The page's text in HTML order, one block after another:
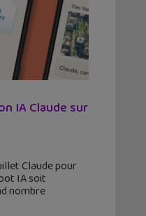
IA Claude sur
Claude pour
IA soit
nombre